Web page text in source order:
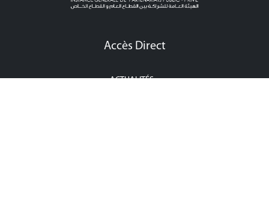
Accès Direct
ACTUALITÉS